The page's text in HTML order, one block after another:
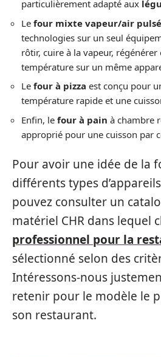
particulièrement adapté aux
Le four mixte vapeur/air pulsé
technologies sur un seul
rôtir, cuire à la vapeur,
température sur un même
Le four à pizza est conçu pour
température rapide et une
Enfin, le four à pain à chambre
approprié pour une cuisson par
Pour avoir une idée de la
différents types
pouvez consulter un
matériel CHR dans lequel
professionnel pour la
sélectionné selon des
Intéressons-nous
retenir pour le modèle le
son restaurant.